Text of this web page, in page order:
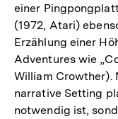
einer
(1972, Atari)
Erzählung einer
Adventures wie
William Crowther).
narrative Setting
notwendig ist,